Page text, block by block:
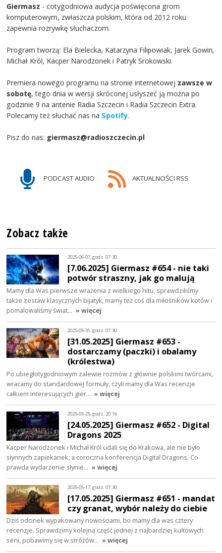
Giermasz - cotygodniowa audycja poświęcona grom
komputerowym, zwłaszcza polskim, która od 2012 roku
zapewnia rozrywkę słuchaczom.
Program tworzą: Ela Bielecka, Katarzyna Filipowiak, Jarek Gowin,
Michał Król, Kacper Narodzonek i Patryk Srokowski.
Premiera nowego programu na stronie internetowej zawsze w
sobotę, tego dnia w wersji skróconej usłyszeć ją można po
godzinie 9 na antenie Radia Szczecin i Radia Szczecin Extra.
Polecamy też słuchać nas na Spotify.
Pisz do nas: giermasz@radioszczecin.pl
PODCAST AUDIO AKTUALNOŚCI RSS
Zobacz także
2025-06-07, godz. 07:30
[7.06.2025] Giermasz #654 - nie taki
potwór straszny, jak go malują
Mamy dla Was pierwsze wrażenia z wielkiego hitu, sprawdziliśmy
także zestaw klasycznych bijatyk, mamy też coś dla miłośników kotów i
pomalowaliśmy świat… » więcej
2025-05-31, godz. 07:30
[31.05.2025] Giermasz #653 -
dostarczamy (paczki) i obalamy
(królestwa)
Po ubiegłotygodniowym zalewie rozmów z głównie polskimi twórcami,
wracamy do standardowej formuły, czyli mamy dla Was recenzje
całkiem interesujących gier… » więcej
2025-05-25, godz. 20:16
[24.05.2025] Giermasz #652 - Digital
Dragons 2025
Kacper Narodzonek i Michał Król udali się do Krakowa, ale nie było
słynnych zapiekanek, a coroczna konferencja Digital Dragons. Co
prawda wydarzenie słynie… » więcej
2025-05-17, godz. 07:30
[17.05.2025] Giermasz #651 - mandat
czy granat, wybór należy do ciebie
Dziś odcinek wypakowany nowościami, bo mamy dla was cztery
recenzje. Sprawdzimy kolejną część jednej z najbardziej kultowych
serii, pobawimy się w stróżów… » więcej